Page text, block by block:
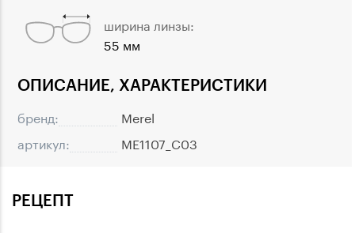
ОПИСАНИЕ, ХАРАКТЕРИСТИКИ
бренд:
Merel
артикул:
ME1107_C03
ширина линзы:
55 мм
РЕЦЕПТ